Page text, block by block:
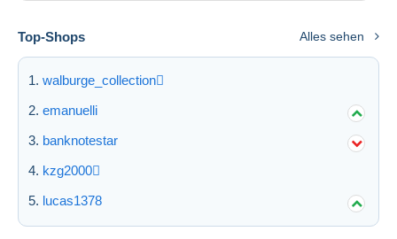
Top-Shops Alles sehen
walburge_collection
emanuelli
banknotestar
kzg2000
lucas1378